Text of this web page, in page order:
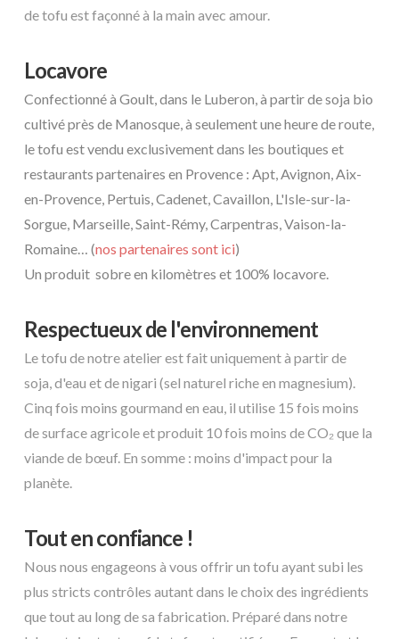
de tofu est façonné à la main avec amour.
Locavore
Confectionné à Goult, dans le Luberon, à partir de soja bio
cultivé près de Manosque, à seulement une heure de route,
le tofu est vendu exclusivement dans les boutiques et
restaurants partenaires en Provence : Apt, Avignon, Aix-
en-Provence, Pertuis, Cadenet, Cavaillon, L'Isle-sur-la-
Sorgue, Marseille, Saint-Rémy, Carpentras, Vaison-la-
Romaine… (nos partenaires sont ici)
Un produit sobre en kilomètres et 100% locavore.
Respectueux de l'environnement
Le tofu de notre atelier est fait uniquement à partir de
soja, d'eau et de nigari (sel naturel riche en magnesium).
Cinq fois moins gourmand en eau, il utilise 15 fois moins
de surface agricole et produit 10 fois moins de CO₂ que la
viande de bœuf. En somme : moins d'impact pour la
planète.
Tout en confiance !
Nous nous engageons à vous offrir un tofu ayant subi les
plus stricts contrôles autant dans le choix des ingrédients
que tout au long de sa fabrication. Préparé dans notre